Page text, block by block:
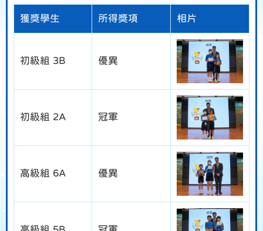
獲獎學生 所得獎項 相片
初級組 3B 優異
初級組 2A 冠軍
高級組 6A 優異